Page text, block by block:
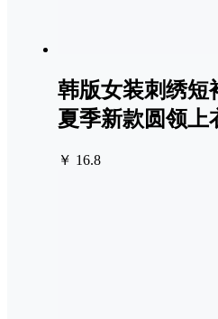
韩版女装刺绣短
夏季新款圆领上
￥ 16.8